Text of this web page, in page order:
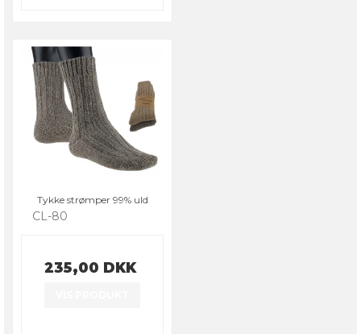
Tykke strømper 99% uld
CL-80
235,00 DKK